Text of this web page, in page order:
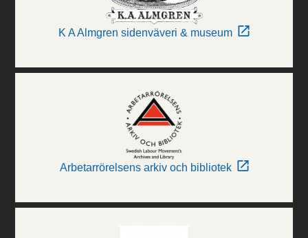
K A Almgren sidenväveri & museum
Arbetarrörelsens arkiv och bibliotek